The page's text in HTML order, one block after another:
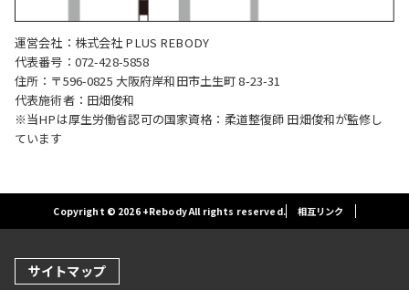
運営会社：株式会社 PLUS REBODY
代表番号：072-428-5858
住所：〒596-0825 大阪府岸和田市土生町 8-23-31
代表施術者：田畑俊和
※当HPは厚生労働省認可の国家資格：柔道整復師 田畑俊和が監修し
ています
Copyright © 2026 +Rebody All rights reserved. 相互リンク
サイトマップ